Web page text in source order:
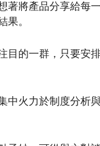
將產品分享給每
果。
目的一群，只要安
中火力於制度分析